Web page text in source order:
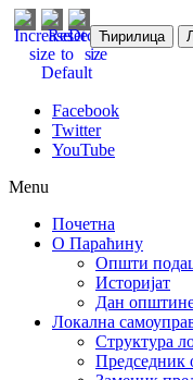
Ћирилица
Facebook
Twitter
YouTube
Menu
Почетна
О Параћину
Општи
Историјат
Дан
Локална
Структура
Председник